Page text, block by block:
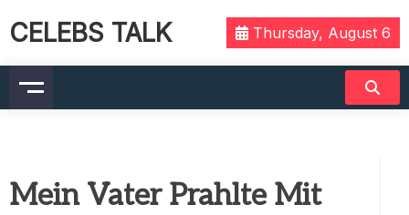
CELEBS TALK Thursday, August 6
Mein Vater Prahlte Mit